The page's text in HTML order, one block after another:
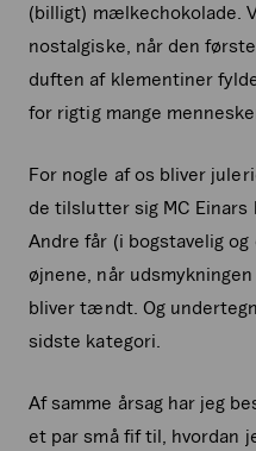
(billigt) mælkechokolade.
nostalgiske, når den
duften af klementiner
for rigtig mange
For nogle af os bliver
de tilslutter sig MC Einars
Andre får (i bogstavelig
øjnene, når
bliver tændt. Og
sidste kategori.
Af samme årsag har jeg
et par små fif til, hvordan